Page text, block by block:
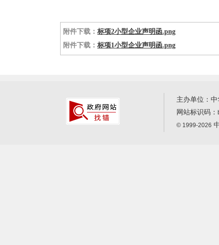
附件下载： 标项2小型企业声明函.png
附件下载： 标项1小型企业声明函.png
主办单位：
网站标识码：
© 1999-2026